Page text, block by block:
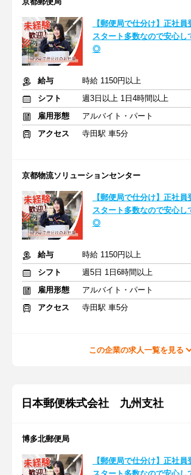
【郵便局で仕分け】正社
スタート多数なので安心し
◎
給与
時給 1150円以上
シフト
週3日以上 1日4時間以上
雇用形態
アルバイト・パート
アクセス
寺田駅 車5分
京都物流ソリューションセンター
【郵便局で仕分け】正社
スタート多数なので安心し
◎
給与
時給 1150円以上
シフト
週5日 1日6時間以上
雇用形態
アルバイト・パート
アクセス
寺田駅 車5分
この企業の求人一覧を見る
日本郵便株式会社 九州支社
博多北郵便局
【郵便局で仕分け】正社